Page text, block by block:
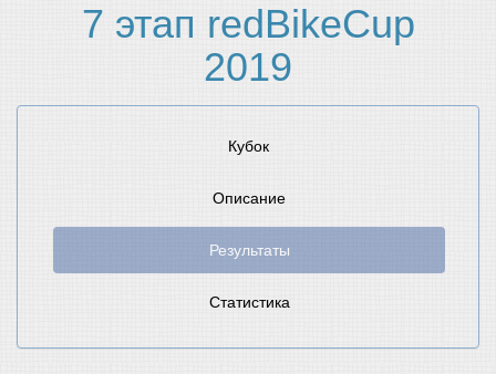
7 этап redBikeCup
2019
Кубок
Описание
Результаты
Статистика